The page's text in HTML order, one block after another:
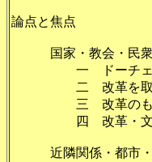
論点と焦点
国家・教会・民
一 ドーチ
二 改革
三 改革
四 改革
近隣関係・都市・